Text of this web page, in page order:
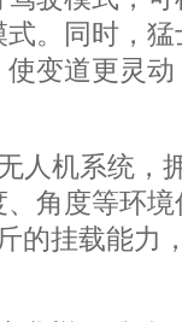
。同时，
变道更灵
人机系统，
角度等环
的挂载能力